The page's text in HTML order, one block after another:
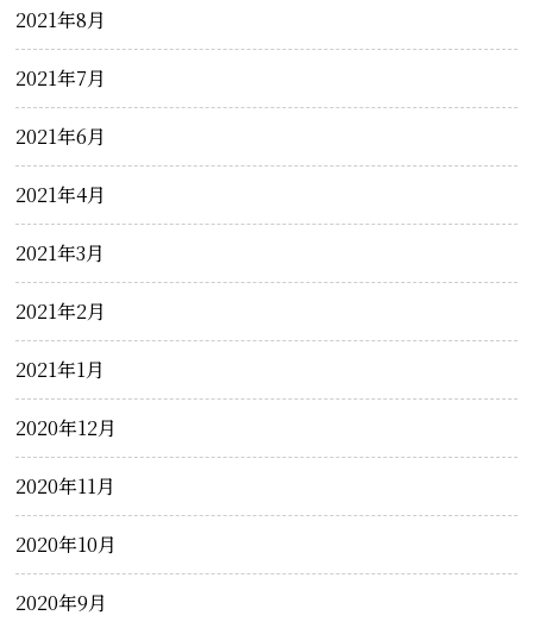
2021年8月
2021年7月
2021年6月
2021年4月
2021年3月
2021年2月
2021年1月
2020年12月
2020年11月
2020年10月
2020年9月